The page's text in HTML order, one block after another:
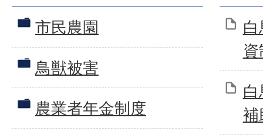
市民農園
鳥獣被害
農業者年金制度
補